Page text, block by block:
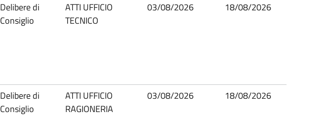
Delibere di
Consiglio
ATTI UFFICIO
TECNICO
03/08/2026 18/08/2026
Delibere di
Consiglio
ATTI UFFICIO
RAGIONERIA
03/08/2026 18/08/2026